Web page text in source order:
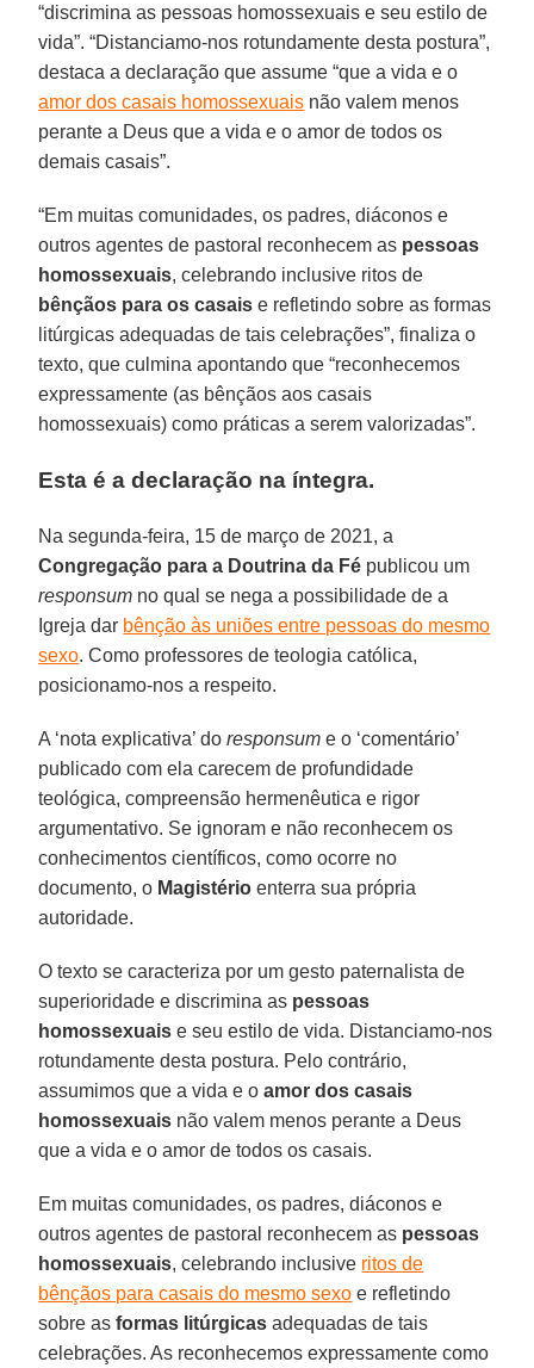
“discrimina as pessoas homossexuais e seu estilo de
vida”. “Distanciamo-nos rotundamente desta postura”,
destaca a declaração que assume “que a vida e o
amor dos casais homossexuais não valem menos
perante a Deus que a vida e o amor de todos os
demais casais”.
“Em muitas comunidades, os padres, diáconos e
outros agentes de pastoral reconhecem as pessoas
homossexuais, celebrando inclusive ritos de
bênçãos para os casais e refletindo sobre as formas
litúrgicas adequadas de tais celebrações”, finaliza o
texto, que culmina apontando que “reconhecemos
expressamente (as bênçãos aos casais
homossexuais) como práticas a serem valorizadas”.
Esta é a declaração na íntegra.
Na segunda-feira, 15 de março de 2021, a
Congregação para a Doutrina da Fé publicou um
responsum no qual se nega a possibilidade de a
Igreja dar bênção às uniões entre pessoas do mesmo
sexo. Como professores de teologia católica,
posicionamo-nos a respeito.
A ‘nota explicativa’ doresponsum e o ‘comentário’
publicado com ela carecem de profundidade
teológica, compreensão hermenêutica e rigor
argumentativo. Se ignoram e não reconhecem os
conhecimentos científicos, como ocorre no
documento, o Magistério enterra sua própria
autoridade.
O texto se caracteriza por um gesto paternalista de
superioridade e discrimina as pessoas
homossexuais e seu estilo de vida. Distanciamo-nos
rotundamente desta postura. Pelo contrário,
assumimos que a vida e oamor dos casais
homossexuais não valem menos perante a Deus
que a vida e o amor de todos os casais.
Em muitas comunidades, os padres, diáconos e
outros agentes de pastoral reconhecem as pessoas
homossexuais, celebrando inclusive ritos de
bênçãos para casais do mesmo sexo e refletindo
sobre asformas litúrgicas adequadas de tais
celebrações. As reconhecemos expressamente como